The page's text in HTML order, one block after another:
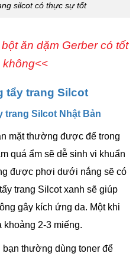
silcot có thực sự tốt
ăn dặm Gerber có tốt
không<<
tẩy trang Silcot
trang Silcot Nhật Bản
mặt thường được để trong
quá ẩm sẽ dễ sinh vi khuẩn
được phơi dưới nắng sẽ có
trang Silcot xanh sẽ giúp
gây kích ứng da. Một khi
khoảng 2-3 miếng.
bạn thường dùng toner để